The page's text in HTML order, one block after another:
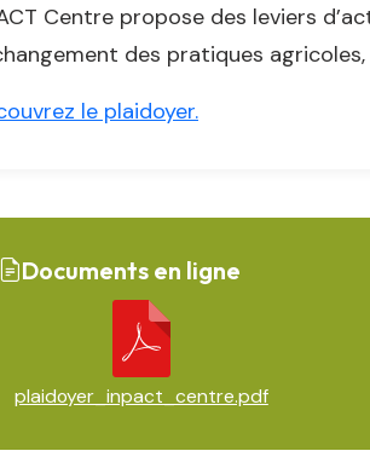
Centre propose des leviers
des pratiques
le plaidoyer.
Documents en ligne
plaidoyer_inpact_centre.pdf